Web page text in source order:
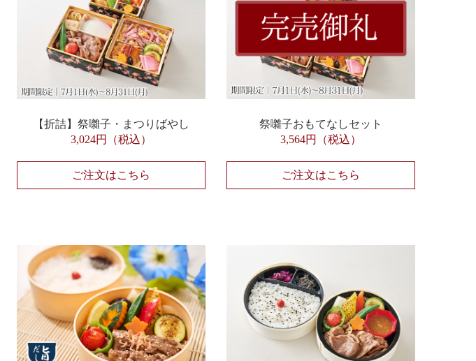
【折詰】祭囃子・まつりばやし
3,024円（税込）
ご注文はこちら
祭囃子おもてなしセット
3,564円（税込）
ご注文はこちら